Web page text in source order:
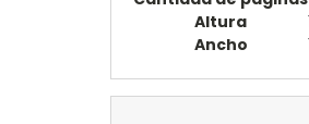
Altura
Ancho